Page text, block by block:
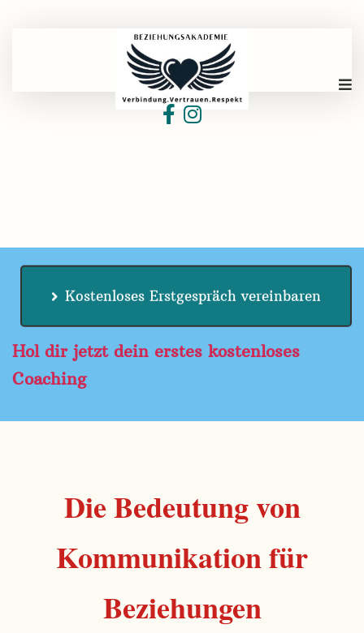
Kostenloses Erstgespräch vereinbaren
Hol dir jetzt dein erstes kostenloses
Coaching
Die Bedeutung von
Kommunikation für
Beziehungen